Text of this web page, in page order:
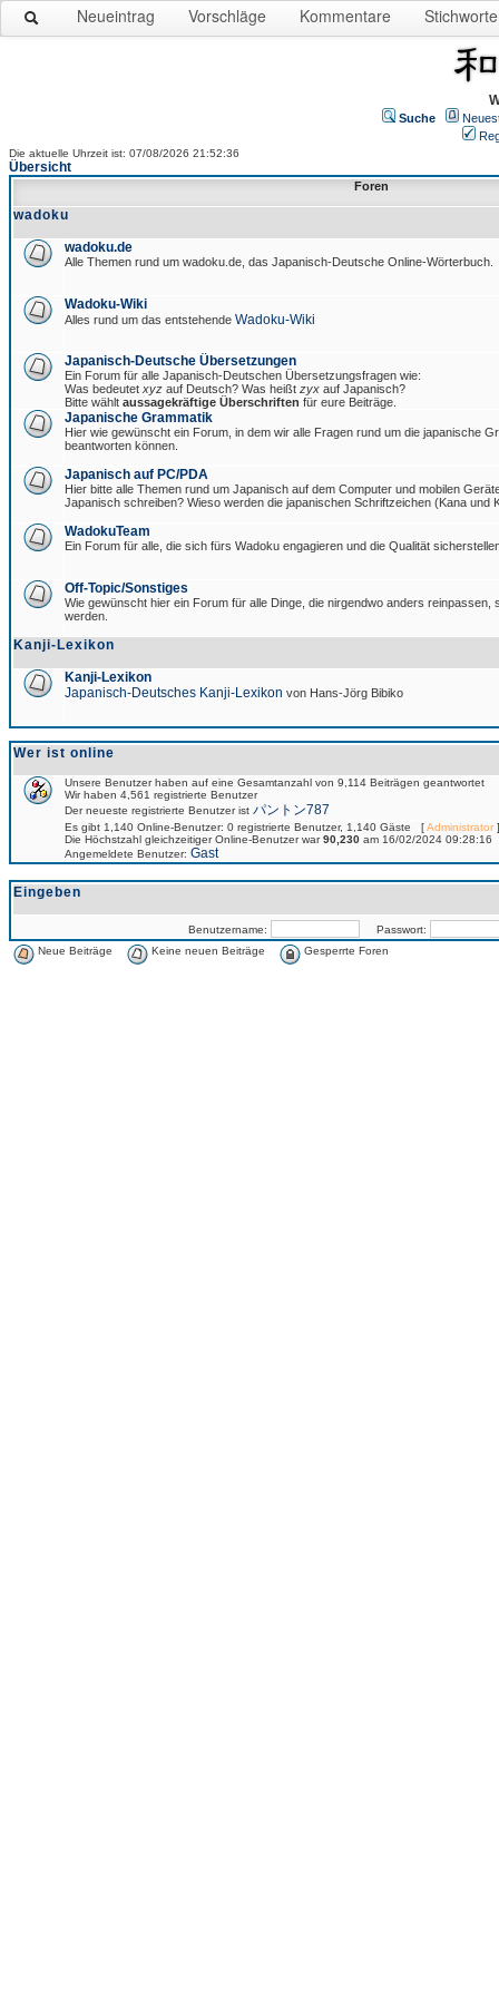
Neueintrag Vorschläge Kommentare Stichworte
Suche
Die aktuelle Uhrzeit ist: 07/08/2026 21:52:36
Übersicht
Foren
wadoku
wadoku.de
Alle Themen rund um wadoku.de, das Japanisch-Deutsche Online-Wörterbuch.
Wadoku-Wiki
Alles rund um das entstehende Wadoku-Wiki
Japanisch-Deutsche Übersetzungen
Ein Forum für alle Japanisch-Deutschen Übersetzungsfragen wie:
Was bedeutet xyz auf Deutsch? Was heißt zyx auf Japanisch?
Bitte wählt aussagekräftige Überschriften für eure Beiträge.
Japanische Grammatik
Hier wie gewünscht ein Forum, in dem wir alle Fragen rund um die japanische
beantworten können.
Japanisch auf PC/PDA
Hier bitte alle Themen rund um Japanisch auf dem Computer und mobilen
Japanisch schreiben? Wieso werden die japanischen Schriftzeichen (Kana und
WadokuTeam
Ein Forum für alle, die sich fürs Wadoku engagieren und die Qualität
Off-Topic/Sonstiges
Wie gewünscht hier ein Forum für alle Dinge, die nirgendwo anders reinpassen,
werden.
Kanji-Lexikon
Kanji-Lexikon
Japanisch-Deutsches Kanji-Lexikon von Hans-Jörg Bibiko
Wer ist online
Unsere Benutzer haben auf eine Gesamtanzahl von 9,114 Beiträgen geantwortet
Wir haben 4,561 registrierte Benutzer
Der neueste registrierte Benutzer ist パントン787
Es gibt 1,140 Online-Benutzer: 0 registrierte Benutzer, 1,140 Gäste [Administrator
Die Höchstzahl gleichzeitiger Online-Benutzer war90,230 am 16/02/2024 09:28:16
Angemeldete Benutzer: Gast
Eingeben
Benutzername:
Passwort:
Neue Beiträge
Keine neuen Beiträge Gesperrte Foren